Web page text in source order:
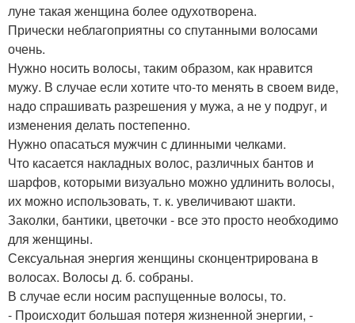
луне такая женщина более одухотворена.
Прически неблагоприятны со спутанными волосами
очень.
Нужно носить волосы, таким образом, как нравится
мужу. В случае если хотите что-то менять в своем виде,
надо спрашивать разрешения у мужа, а не у подруг, и
изменения делать постепенно.
Нужно опасаться мужчин с длинными челками.
Что касается накладных волос, различных бантов и
шарфов, которыми визуально можно удлинить волосы,
их можно использовать, т. к. увеличивают шакти.
Заколки, бантики, цветочки - все это просто необходимо
для женщины.
Сексуальная энергия женщины сконцентрирована в
волосах. Волосы д. б. собраны.
В случае если носим распущенные волосы, то.
- Происходит большая потеря жизненной энергии, -